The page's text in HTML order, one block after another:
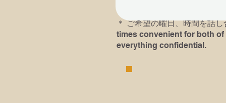
＊​ ご希望の曜日、時間を話
times convenient for both of
everything confidential.